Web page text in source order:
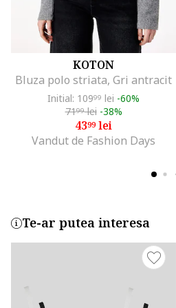
KOTON
Bluza polo striata, Gri antracit
Initial: 10999 lei -60%
7199lei -38%
4399lei
Vandut de Fashion Days
Te-ar putea interesa